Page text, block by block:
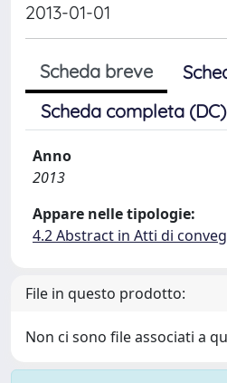
2013-01-01
Scheda breve
Scheda completa (DC)
Anno
2013
Appare nelle tipologie:
4.2 Abstract in Atti di
File in questo prodotto:
Non ci sono file associati a